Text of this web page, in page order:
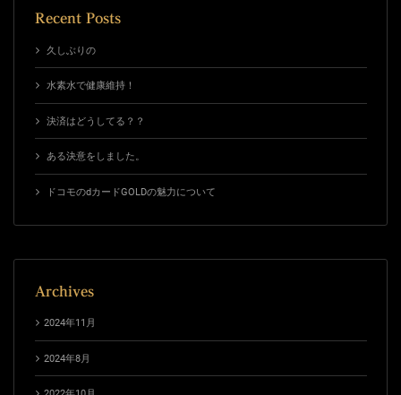
Recent Posts
久しぶりの
水素水で健康維持！
決済はどうしてる？？
ある決意をしました。
ドコモのdカードGOLDの魅力について
Archives
2024年11月
2024年8月